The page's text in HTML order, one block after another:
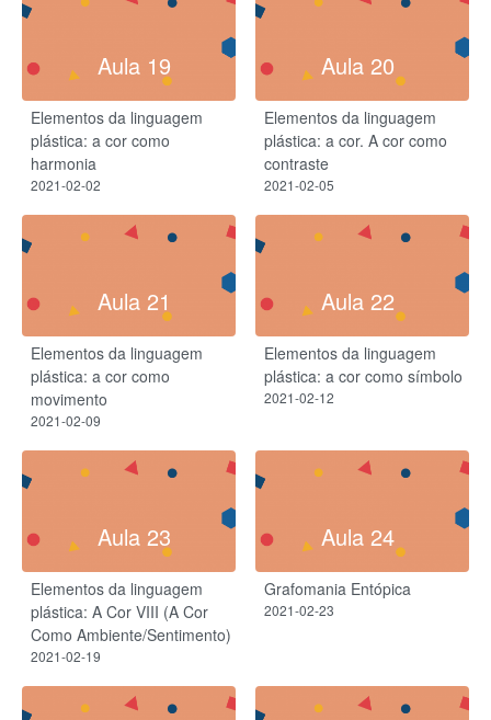
Aula 19
Elementos da linguagem
plástica: a cor como
harmonia
2021-02-02
Aula 20
Elementos da linguagem
plástica: a cor. A cor como
contraste
2021-02-05
Aula 21
Elementos da linguagem
plástica: a cor como
movimento
2021-02-09
Aula 22
Elementos da linguagem
plástica: a cor como símbolo
2021-02-12
Aula 23
Elementos da linguagem
plástica: A Cor VIII (A Cor
Como Ambiente/Sentimento)
2021-02-19
Aula 24
Grafomania Entópica
2021-02-23